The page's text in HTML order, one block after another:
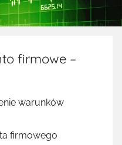
firmowe –
warunków
firmowego